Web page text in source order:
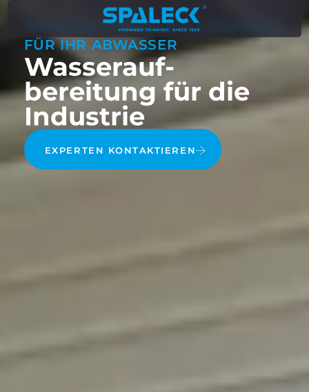
MASSGESCHNEIDERTE LÖSUNGEN F
ÜR IHR ABWASSER
Wasser­auf­
bereitung für die
Industrie
EXPERTEN KONTAKTIEREN